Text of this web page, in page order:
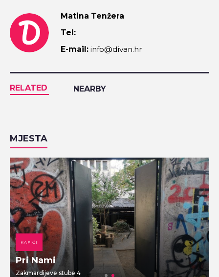
Matina Tenžera
Tel:
E-mail: info@divan.hr
RELATED NEARBY
MJESTA
KAFIĆI
Pri Nami
Zakmardijeve stube 4